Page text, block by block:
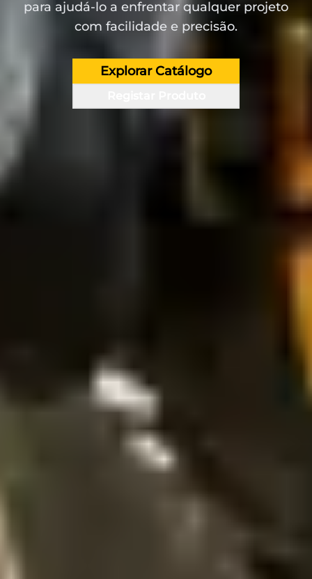
para ajudá-lo a enfrentar qualquer projeto
com facilidade e precisão.
Explorar Catálogo